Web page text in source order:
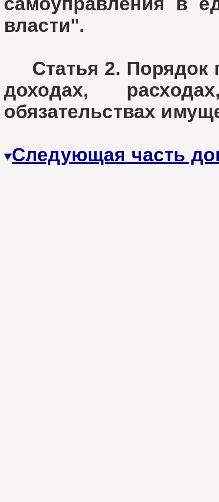
власти".
Статья 2. Порядок
доходах,
обязательствах
Следующая часть